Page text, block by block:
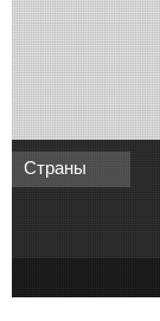
Страны